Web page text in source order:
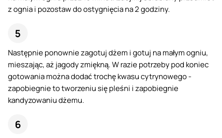
z ognia i pozostaw do ostygnięcia na 2 godziny.
Następnie ponownie zagotuj dżem i gotuj na małym ogniu,
mieszając, aż jagody zmiękną. W razie potrzeby pod koniec
gotowania można dodać trochę kwasu cytrynowego -
zapobiegnie to tworzeniu się pleśni i zapobiegnie
kandyzowaniu dżemu.